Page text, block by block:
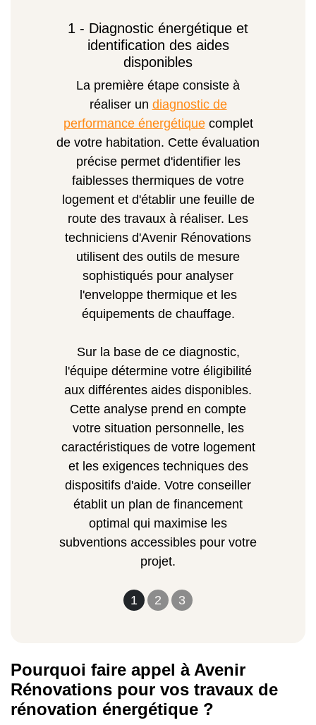
1 2 3
1 - Diagnostic énergétique et
identification des aides
disponibles
La première étape consiste à
réaliser un diagnostic de
performance énergétiquecomplet
de votre habitation. Cette évaluation
précise permet d'identifier les
faiblesses thermiques de votre
logement et d'établir une feuille de
route des travaux à réaliser. Les
techniciens d'Avenir Rénovations
utilisent des outils de mesure
sophistiqués pour analyser
l'enveloppe thermique et les
équipements de chauffage.
Sur la base de ce diagnostic,
l'équipe détermine votre éligibilité
aux différentes aides disponibles.
Cette analyse prend en compte
votre situation personnelle, les
caractéristiques de votre logement
et les exigences techniques des
dispositifs d'aide. Votre conseiller
établit un plan de financement
optimal qui maximise les
subventions accessibles pour votre
projet.
Pourquoi faire appel à Avenir
Rénovations pour vos travaux de
rénovation énergétique ?